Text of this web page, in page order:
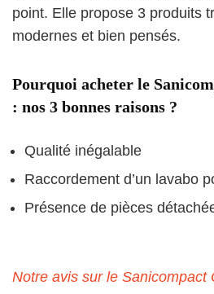
point. Elle propose 3 produits
modernes et bien pensés.
Pourquoi acheter le
: nos 3 bonnes raisons ?
Qualité inégalable
Raccordement d’un lavabo
Présence de pièces
Notre avis sur le Sanicompact